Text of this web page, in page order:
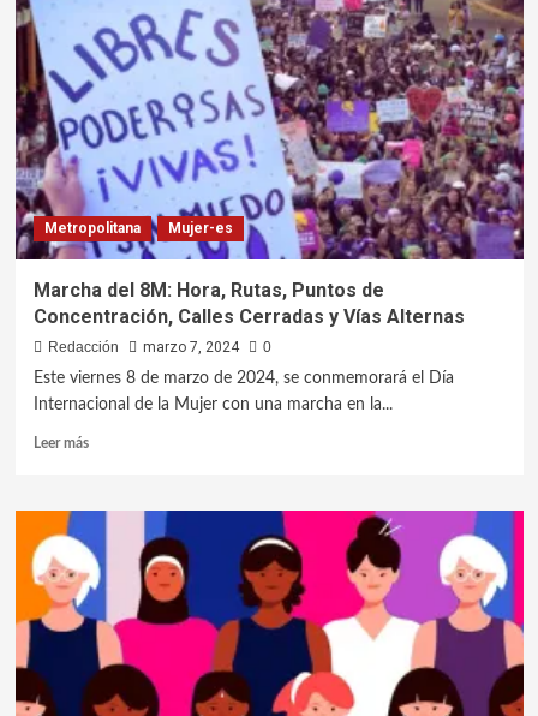
Metropolitana Mujer-es
Marcha del 8M: Hora, Rutas, Puntos de
Concentración, Calles Cerradas y Vías Alternas
Redacción marzo 7, 2024
0
Este viernes 8 de marzo de 2024, se conmemorará el Día
Internacional de la Mujer con una marcha en la...
Leer más